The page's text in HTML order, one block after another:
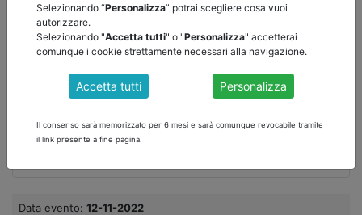
Data evento: 12-11-2022
Selezionando “Personalizza” potrai scegliere cosa vuoi
autorizzare.
Selezionando "Accetta tutti" o "Personalizza" accetterai
comunque i cookie strettamente necessari alla navigazione.
Accetta tutti Personalizza
Il consenso sarà memorizzato per 6 mesi e sarà comunque revocabile tramite
il link presente a fine pagina.